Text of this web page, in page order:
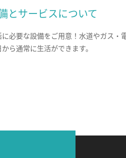
とサービスについて
に必要な設備をご用意！水道やガス・
ら通常に生活ができます。